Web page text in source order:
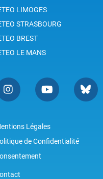
LIMOGES
STRASBOURG
BREST
LE MANS
Légales
de Confidentialité